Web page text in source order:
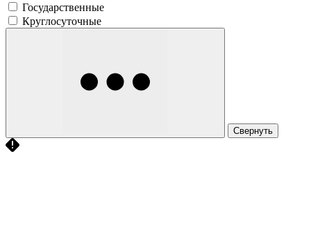
Государственные
Круглосуточные
Свернуть